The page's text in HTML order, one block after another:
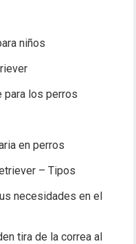
niños
para los perros
en perros
– Tipos
necesidades en el
tira de la correa al